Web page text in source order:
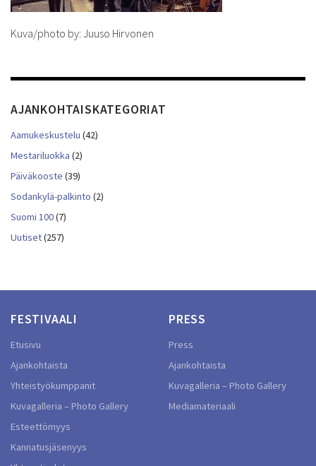
Kuva/photo by: Juuso Hirvonen
AJANKOHTAISKATEGORIAT
Aamukeskustelu (42)
Mestariluokka (2)
Päiväkooste (39)
Sodankylä-palkinto (2)
Suomi 100(7)
Uutiset(257)
FESTIVAALI
Etusivu
Ajankohtaista
Yhteistyökumppanit
Kuvagalleria – Photo Gallery
Esteettömyys
Kannatusjäsenyys
PRESS
Press
Ajankohtaista
Kuvagalleria – Photo Gallery
Mediamateriaali